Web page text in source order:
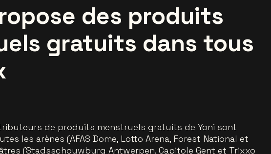
des produits
gratuits dans tous
de produits menstruels gratuits de Yoni sont
les arènes (AFAS Dome, Lotto Arena, Forest National et
(Stadsschouwburg Antwerpen, Capitole Gent et Trixxo